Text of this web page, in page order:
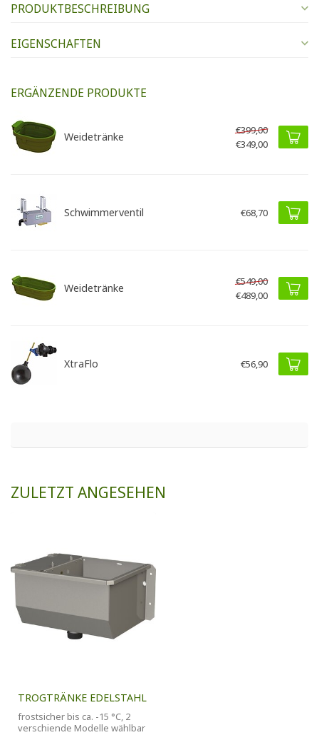
PRODUKTBESCHREIBUNG
EIGENSCHAFTEN
ERGÄNZENDE PRODUKTE
Weidetränke
€399,00
€349,00
Schwimmerventil €68,70
Weidetränke
€549,00
€489,00
XtraFlo €56,90
ZULETZT ANGESEHEN
TROGTRÄNKE EDELSTAHL
frostsicher bis ca. -15 °C, 2
verschiende Modelle wählbar